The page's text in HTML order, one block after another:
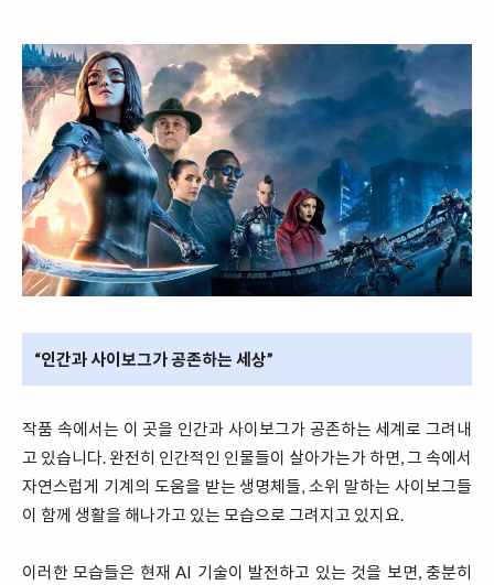
“인간과 사이보그가 공존하는 세상”
작품 속에서는 이 곳을 인간과 사이보그가 공존하는 세계로 그려내
고 있습니다. 완전히 인간적인 인물들이 살아가는가 하면, 그 속에서
자연스럽게 기계의 도움을 받는 생명체들, 소위 말하는 사이보그들
이 함께 생활을 해나가고 있는 모습으로 그려지고 있지요.
이러한 모습들은 현재 AI 기술이 발전하고 있는 것을 보면, 충분히